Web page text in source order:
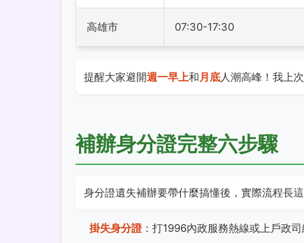
高雄市 07:30-17:30
提醒大家避開週一早上和月底人潮高峰！我上
補辦身分證完整六步驟
身分證遺失補辦要帶什麼搞懂後，實際流程長這
掛失身分證 ：打1996內政服務熱線或上戶政